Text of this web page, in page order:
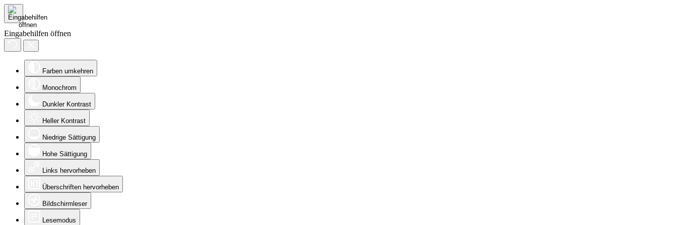
Eingabehilfen öffnen
Farben umkehren
Monochrom
Dunkler Kontrast
Heller Kontrast
Niedrige Sättigung
Hohe Sättigung
Links hervorheben
Überschriften hervorheben
Bildschirmleser
Lesemodus